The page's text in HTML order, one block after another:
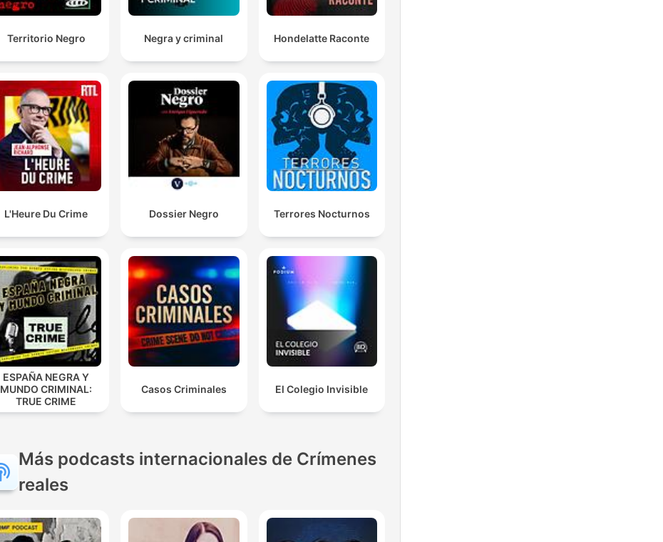
Territorio Negro Negra y criminal Hondelatte Raconte
L'Heure Du Crime Dossier Negro Terrores Nocturnos
ESPAÑA NEGRA Y
MUNDO CRIMINAL:
TRUE CRIME
Casos Criminales El Colegio Invisible
Más podcasts internacionales de Crímenes
reales